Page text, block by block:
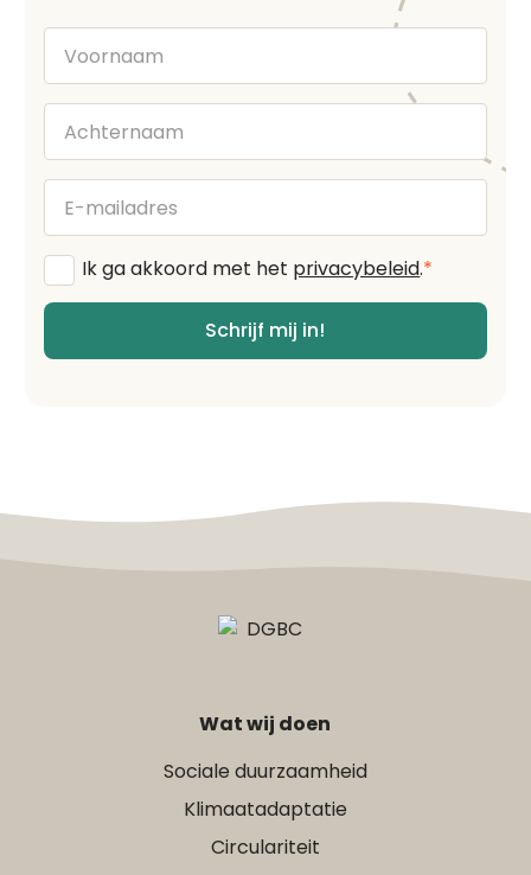
Voornaam
Achternaam
E-
mailadres
Algemene
voorwaarden*
Ik ga akkoord met het privacybeleid.*
Schrijf mij in!
Wat wij doen
Sociale duurzaamheid
Klimaatadaptatie
Circulariteit